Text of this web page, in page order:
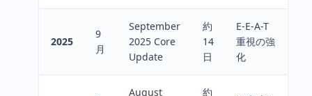
2025
9
月
September
2025 Core
Update
約
14
日
E-E-A-T
重視の強
化
August
約